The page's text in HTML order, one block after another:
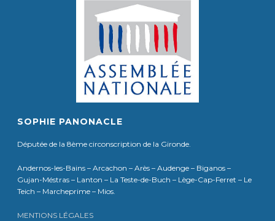
SOPHIE PANONACLE
Députée de la 8ème circonscription de la Gironde.
Andernos-les-Bains – Arcachon – Arès – Audenge – Biganos –
Gujan-Méstras – Lanton – La Teste-de-Buch – Lège-Cap-Ferret – Le
Teich – Marcheprime – Mios.
MENTIONS LÉGALES